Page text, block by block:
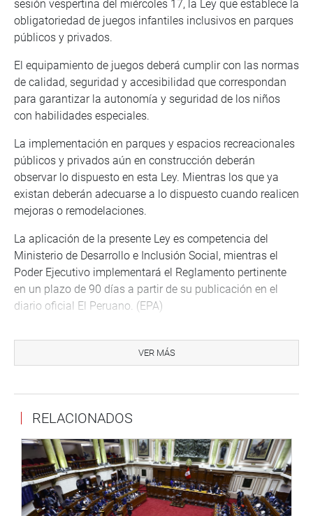
sesión vespertina del miércoles 17, la Ley que establece la
obligatoriedad de juegos infantiles inclusivos en parques
públicos y privados.
El equipamiento de juegos deberá cumplir con las normas
de calidad, seguridad y accesibilidad que correspondan
para garantizar la autonomía y seguridad de los niños
con habilidades especiales.
La implementación en parques y espacios recreacionales
públicos y privados aún en construcción deberán
observar lo dispuesto en esta Ley. Mientras los que ya
existan deberán adecuarse a lo dispuesto cuando realicen
mejoras o remodelaciones.
La aplicación de la presente Ley es competencia del
Ministerio de Desarrollo e Inclusión Social, mientras el
Poder Ejecutivo implementará el Reglamento pertinente
en un plazo de 90 días a partir de su publicación en el
diario oficial El Peruano. (EPA)
Más información en nuestra página web y redes sociales.
Facebook:https://www.facebook.com/
fref=ts<
https://www.facebook.com/
fref=ts
Twitter:https://twitter.com/congresoperu<https://
Youtube:http://www.youtube.com/congresoperu<http://
VER MÁS
RELACIONADOS